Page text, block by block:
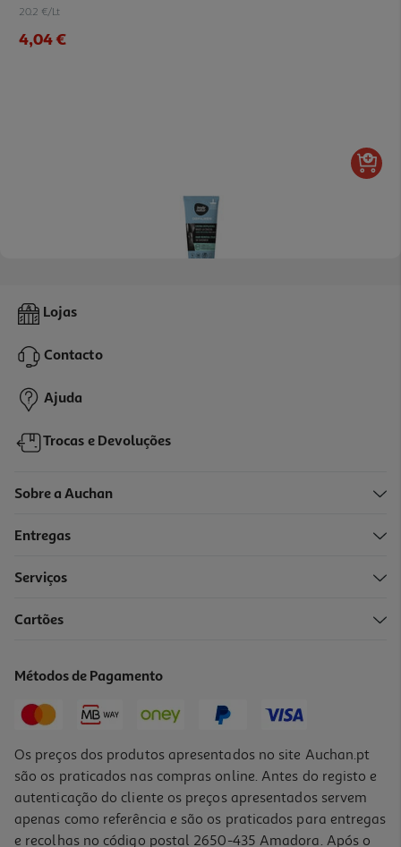
20.2 €/Lt
4,04 €
Creme Depilatório Chuveiro Homem 4 Em 1 Body Natur 200ml +
Pós Depilação
4,09 €
Lojas
Contacto
Ajuda
Trocas e Devoluções
Sobre a Auchan
Entregas
Serviços
Cartões
Métodos de Pagamento
Os preços dos produtos apresentados no site Auchan.pt
são os praticados nas compras online. Antes do registo e
autenticação do cliente os preços apresentados servem
apenas como referência e são os praticados para entregas
e recolhas no código postal 2650-435 Amadora. Após o